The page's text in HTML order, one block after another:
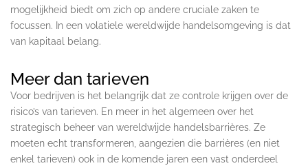
mogelijkheid biedt om zich op andere cruciale zaken te
focussen. In een volatiele wereldwijde handelsomgeving is dat
van kapitaal belang.
Meer dan tarieven
Voor bedrijven is het belangrijk dat ze controle krijgen over de
risico’s van tarieven. En meer in het algemeen over het
strategisch beheer van wereldwijde handelsbarrières. Ze
moeten echt transformeren, aangezien die barrières (en niet
enkel tarieven) ook in de komende jaren een vast onderdeel